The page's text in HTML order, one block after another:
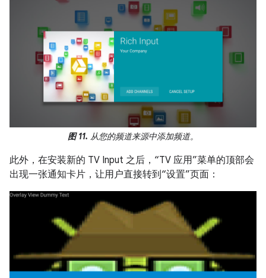
图 11. 从您的频道来源中添加频道。
此外，在安装新的 TV Input 之后，“TV 应用”菜单的顶部会
出现一张通知卡片，让用户直接转到“设置”页面：